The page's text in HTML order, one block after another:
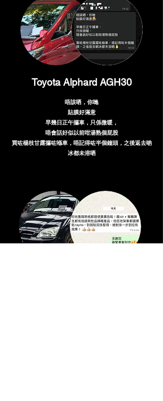
Toyota Alphard AGH30
唔該哂，你哋
貼膜好滿意​
早幾日正午攞車，只係微暖，
唔會話好似以前咁湯熟個屁股
​買咗楊枝甘露攞咗喺車，唔記得咗半個鐘頭，之後返去啲
冰都未溶哂